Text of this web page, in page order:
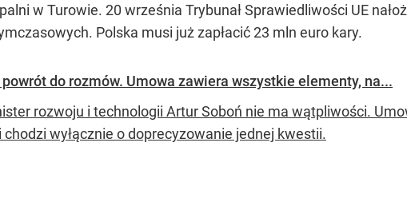
w Turowie. 20 września Trybunał Sprawiedliwości UE
Polska musi już zapłacić 23 mln euro kary.
do rozmów. Umowa zawiera wszystkie elementy, na...
rozwoju i technologii Artur Soboń nie ma wątpliwości.
wyłącznie o doprecyzowanie jednej kwestii.